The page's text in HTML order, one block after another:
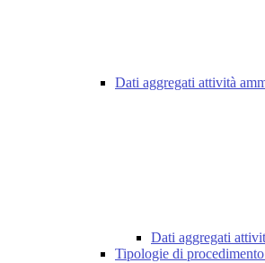
Dati aggregati attività
Dati aggregati
Tipologie di procedimento